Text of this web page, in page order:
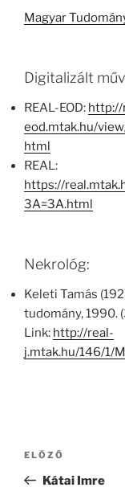
Magyar
Digitalizált
REAL-EOD: http://
eod.mtak.hu/
html
REAL:
https://
3A=3A.html
Nekrológ:
Keleti Tamás
tudomány, 1990.
Link: http://real-
j.mtak.hu/146/1/
Bejegyzés
Korábbi
bejegyzés
ELŐZŐ
Kátai Imre